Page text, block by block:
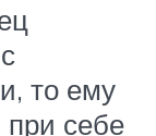
то ему
себе